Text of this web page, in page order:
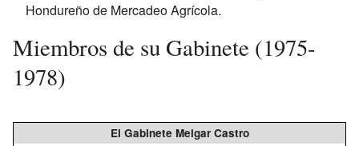
Hondureño de Mercadeo Agrícola.
Miembros de su Gabinete (1975-
1978)
El Gabinete Melgar Castro